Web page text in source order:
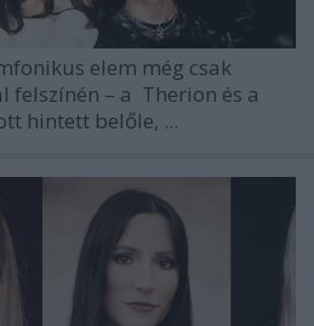
elem még csak
felszínén – a Therion és a
hintett belőle, ...